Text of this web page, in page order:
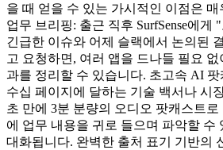
을 때 얻을 수 있는 가시적인 이점은
업무 브리핑: 출근 직후 SurfSense에게
긴급한 이슈와 어제 슬랙에서 논의된
고 요청하면, 여러 앱을 드나들 필요 없
과를 정리할 수 있습니다. 초고속 AI
수십 페이지에 달하는 기술 백서나 시
초 만에 3분 분량의 오디오 팟캐스트
에 업무 내용을 귀로 들으며 파악할 수
대화됩니다. 완벽한 출처 표기 기반의